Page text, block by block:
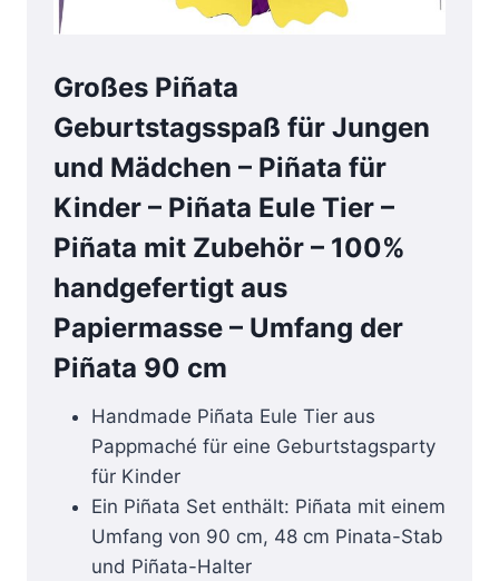
Großes Piñata
Geburtstagsspaß für Jungen
und Mädchen – Piñata für
Kinder – Piñata Eule Tier –
Piñata mit Zubehör – 100%
handgefertigt aus
Papiermasse – Umfang der
Piñata 90 cm
Handmade Piñata Eule Tier aus
Pappmaché für eine Geburtstagsparty
für Kinder
Ein Piñata Set enthält: Piñata mit einem
Umfang von 90 cm, 48 cm Pinata-Stab
und Piñata-Halter